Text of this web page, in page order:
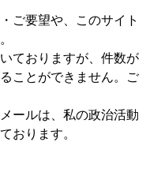
ご要望や、このサイト
ておりますが、件数が
ことができません。ご
ールは、私の政治活動
おります。